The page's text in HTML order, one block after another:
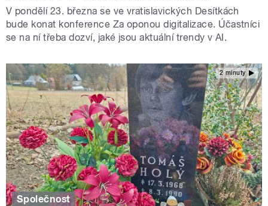
V pondělí 23. března se ve vratislavických Desítkách
bude konat konference Za oponou digitalizace. Účastníci
se na ní třeba dozví, jaké jsou aktuální trendy v AI.
2 minuty
Společnost